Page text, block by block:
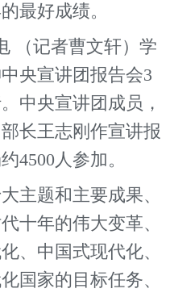
最好成绩。
记者曹文轩）学
央宣讲团报告会3
中央宣讲团成员，
长王志刚作宣讲报
4500人参加。
题和主要成果、
十年的伟大变革、
、中国式现代化、
国家的目标任务、